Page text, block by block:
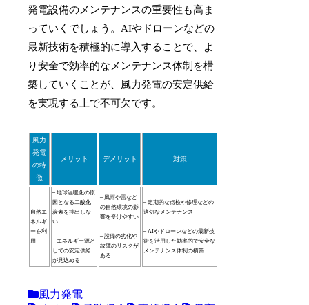
発電設備のメンテナンスの重要性も高ま
っていくでしょう。AIやドローンなどの
最新技術を積極的に導入することで、よ
り安全で効率的なメンテナンス体制を構
築していくことが、風力発電の安定供給
を実現する上で不可欠です。
風力
発電
の特
徴
メリット デメリット 対策
自然エ
ネルギ
ーを利
用
– 地球温暖化の原
因となる二酸化
炭素を排出しな
い
– エネルギー源と
しての安定供給
が見込める
– 風雨や雷など
の自然環境の影
響を受けやすい
– 設備の劣化や
故障のリスクが
ある
– 定期的な点検や修理などの
適切なメンテナンス
– AIやドローンなどの最新技
術を活用した効率的で安全な
メンテナンス体制の構築
風力発電